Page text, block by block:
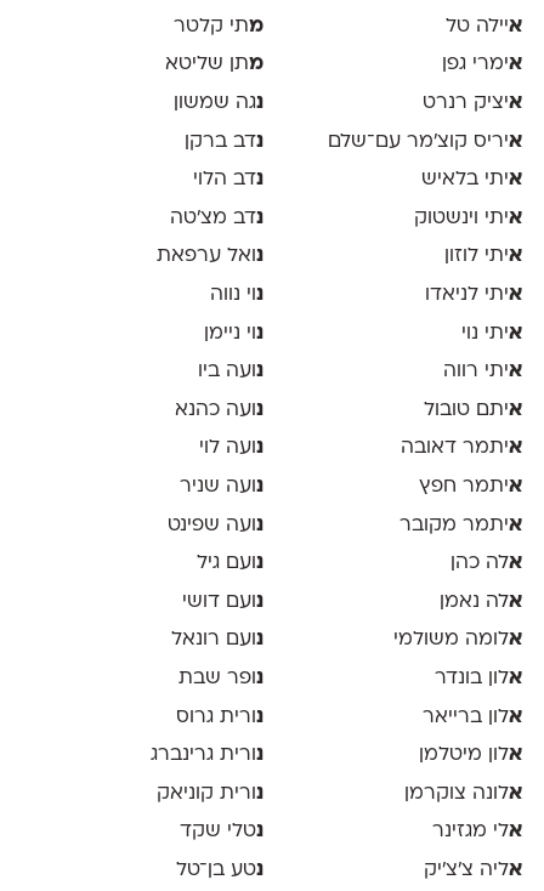
איילה טל
אימרי גפן
איציק רנרט
איריס קוצ׳מר עם־שלם
איתי בלאיש
איתי וינשטוק
איתי לוזון
איתי לניאדו
איתי נוי
איתי רווה
איתם טובול
איתמר דאובה
איתמר חפץ
איתמר מקובר
אלה כהן
אלה נאמן
אלומה משולמי
אלון בונדר
אלון ברייאר
אלון מיטלמן
אלונה צוקרמן
אלי מגזינר
אליה צ׳צ׳יק
מתי קלטר
מתן שליטא
נגה שמשון
נדב ברקן
נדב הלוי
נדב מצ׳טה
נואל ערפאת
נ וי נווה
נוי ניימן
נ ועה ביו
נ ועה כהנא
נועה לוי
נ ועה שניר
נועה שפינט
נ ועם גיל
נ ועם דושי
נועם רונאל
נ ופר שבת
נורית גרוס
נ ורית גרינברג
נ ורית קוניאק
נטלי שקד
נטע בן־טל